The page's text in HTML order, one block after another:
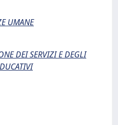
UMANE
DEI SERVIZI E DEGLI